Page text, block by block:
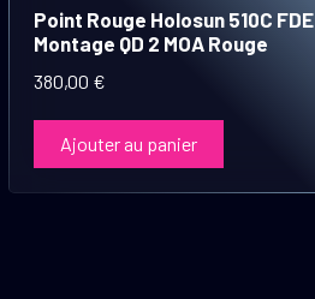
Point Rouge Holosun 510C FDE
Montage QD 2 MOA Rouge
380,00 €
Ajouter au panier